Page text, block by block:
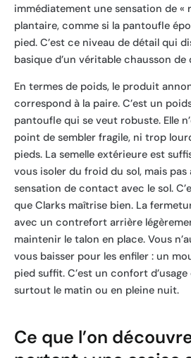
immédiatement une sensation de «
plantaire, comme si la pantoufle
pied. C’est ce niveau de détail qui
basique d’un véritable chausson de
En termes de poids, le produit
correspond à la paire. C’est un
pantoufle qui se veut robuste. Elle
point de sembler fragile, ni trop
pieds. La semelle extérieure est
vous isoler du froid du sol, mais
sensation de contact avec le sol.
que Clarks maîtrise bien. La
avec un contrefort arrière
maintenir le talon en place. Vous
vous baisser pour les enfiler : un
pied suffit. C’est un confort
surtout le matin ou en pleine nuit.
Ce que l’on